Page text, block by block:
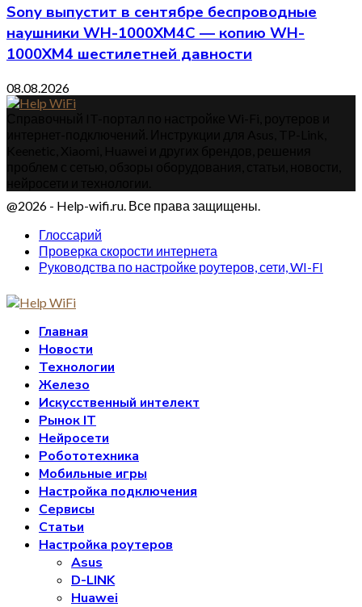
Sony выпустит в сентябре беспроводные
наушники WH-1000XM4C — копию WH-
1000XM4 шестилетней давности
08.08.2026
@2026 - Help-wifi.ru. Все права защищены.
Глоссарий
Проверка скорости интернета
Руководства по настройке роутеров, сети, WI-FI
Главная
Новости
Технологии
Железо
Искусственный интелект
Рынок IT
Нейросети
Робототехника
Мобильные игры
Настройка подключения
Сервисы
Статьи
Настройка роутеров
Asus
D-LINK
Huawei